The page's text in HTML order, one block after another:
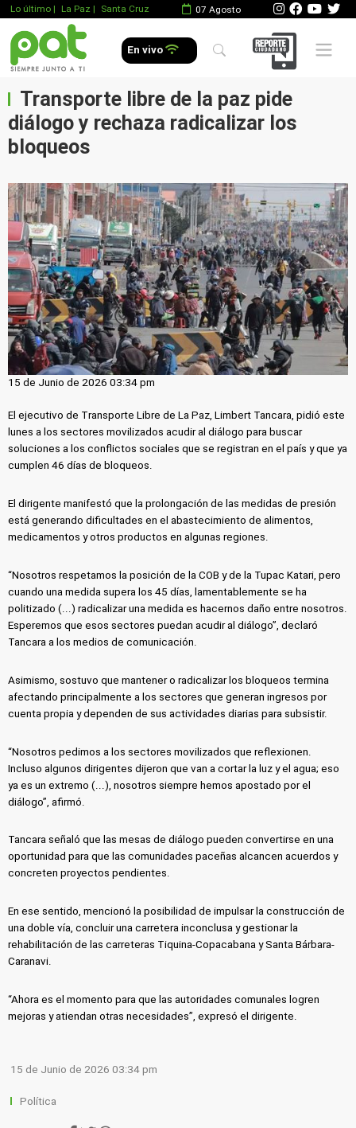
Lo último | La Paz | Santa Cruz 07 Agosto
En vivo Mobile
Transporte libre de la paz pide
diálogo y rechaza radicalizar los
bloqueos
15 de Junio de 2026 03:34 pm
El ejecutivo de Transporte Libre de La Paz, Limbert Tancara, pidió este
lunes a los sectores movilizados acudir al diálogo para buscar
soluciones a los conflictos sociales que se registran en el país y que ya
cumplen 46 días de bloqueos.
El dirigente manifestó que la prolongación de las medidas de presión
está generando dificultades en el abastecimiento de alimentos,
medicamentos y otros productos en algunas regiones.
“Nosotros respetamos la posición de la COB y de la Tupac Katari, pero
cuando una medida supera los 45 días, lamentablemente se ha
politizado (...) radicalizar una medida es hacernos daño entre nosotros.
Esperemos que esos sectores puedan acudir al diálogo”, declaró
Tancara a los medios de comunicación.
Asimismo, sostuvo que mantener o radicalizar los bloqueos termina
afectando principalmente a los sectores que generan ingresos por
cuenta propia y dependen de sus actividades diarias para subsistir.
“Nosotros pedimos a los sectores movilizados que reflexionen.
Incluso algunos dirigentes dijeron que van a cortar la luz y el agua; eso
ya es un extremo (...), nosotros siempre hemos apostado por el
diálogo”, afirmó.
Tancara señaló que las mesas de diálogo pueden convertirse en una
oportunidad para que las comunidades paceñas alcancen acuerdos y
concreten proyectos pendientes.
En ese sentido, mencionó la posibilidad de impulsar la construcción de
una doble vía, concluir una carretera inconclusa y gestionar la
rehabilitación de las carreteras Tiquina-Copacabana y Santa Bárbara-
Caranavi.
“Ahora es el momento para que las autoridades comunales logren
mejoras y atiendan otras necesidades”, expresó el dirigente.
15 de Junio de 2026 03:34 pm
Política